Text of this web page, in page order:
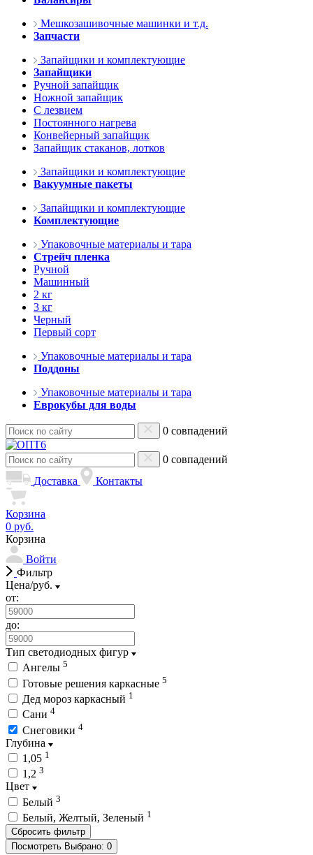
Мешкозашивочные машинки и т.д.
Запчасти
Запайщики и комплектующие
Запайщики
Ручной запайщик
Ножной запайщик
С лезвием
Постоянного нагрева
Конвейерный запайщик
Запайщик стаканов, лотков
Запайщики и комплектующие
Вакуумные пакеты
Запайщики и комплектующие
Комплектующие
Упаковочные материалы и тара
Стрейч пленка
Ручной
Машинный
2 кг
3 кг
Черный
Первый сорт
Упаковочные материалы и тара
Поддоны
Упаковочные материалы и тара
Еврокубы для воды
0 совпадений
0 совпадений
Доставка
Контакты
Корзина
0 руб.
Корзина
Войти
Фильтр
Цена/руб.
от:
до:
Тип светодиодных фигур
Ангелы 5
Готовые решения каркасные 5
Дед мороз каркасный 1
Сани 4
Снеговики 4
Глубина
1,05 1
1,2 3
Цвет
Белый 3
Белый, Желтый, Зеленый 1
Посмотреть Выбрано: 0